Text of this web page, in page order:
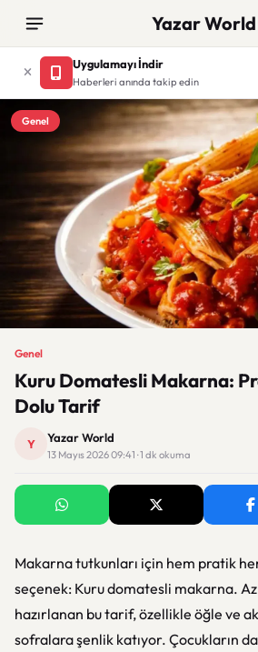
Yazar World
Uygulamayı İndir
Haberleri anında takip edin
Genel
Genel
Kuru Domatesli Makarna:
Dolu Tarif
Y Yazar World
13 Mayıs 2026 09:41 · 1 dk okuma
Makarna tutkunları için hem pratik
seçenek: Kuru domatesli makarna.
hazırlanan bu tarif, özellikle öğle ve
sofralara şenlik katıyor. Çocukların